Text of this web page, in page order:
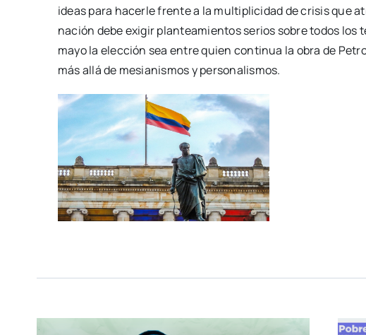
ideas para hacerle frente a la multiplicidad de crisis que
nación debe exigir planteamientos serios sobre todos los
mayo la elección sea entre quien continua la obra de
más allá de mesianismos y personalismos.